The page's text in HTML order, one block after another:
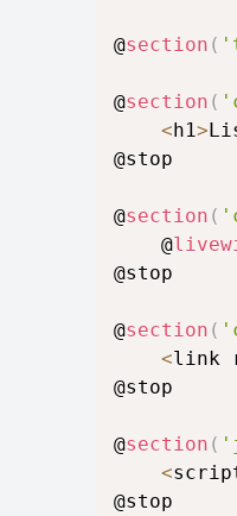
@section (
@section (
<h1>
@stop
@section (
	@
@stop
@section (
<link
@stop
@section (
<
@stop